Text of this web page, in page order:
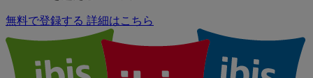
無料で登録する 詳細はこちら